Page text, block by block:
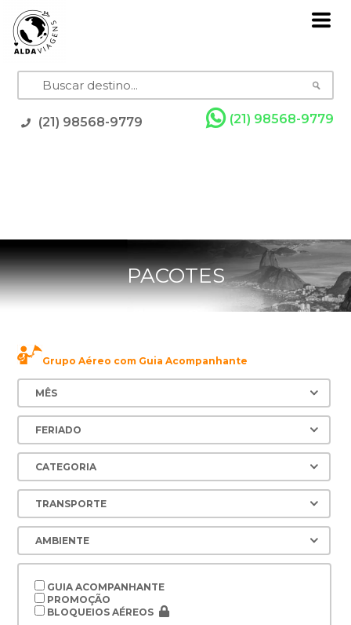
(21) 98568-9779 (21) 98568-9779
PACOTES
Grupo Aéreo com Guia Acompanhante
GUIA ACOMPANHANTE
PROMOÇÃO
BLOQUEIOS AÉREOS